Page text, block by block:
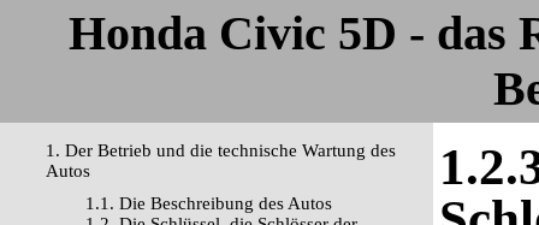
Honda Civic 5D - das
1. Der Betrieb und die technische Wartung des
Autos
1.1. Die Beschreibung des Autos